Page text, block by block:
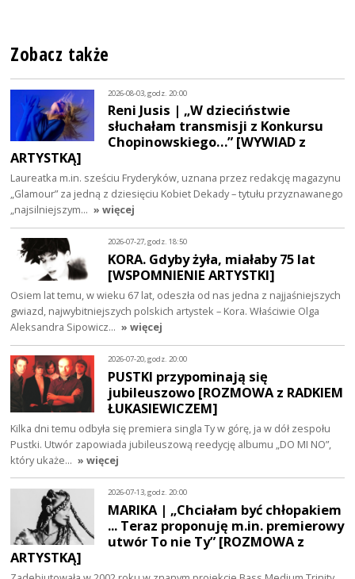
Zobacz także
2026-08-03, godz. 20:00
Reni Jusis | „W dzieciństwie
słuchałam transmisji z Konkursu
Chopinowskiego…” [WYWIAD z
ARTYSTKĄ]
Laureatka m.in. sześciu Fryderyków, uznana przez redakcję magazynu
„Glamour” za jedną z dziesięciu Kobiet Dekady – tytułu przyznawanego
„najsilniejszym… » więcej
2026-07-27, godz. 18:50
KORA. Gdyby żyła, miałaby 75 lat
[WSPOMNIENIE ARTYSTKI]
Osiem lat temu, w wieku 67 lat, odeszła od nas jedna z najjaśniejszych
gwiazd, najwybitniejszych polskich artystek – Kora. Właściwie Olga
Aleksandra Sipowicz… » więcej
2026-07-20, godz. 20:00
PUSTKI przypominają się
jubileuszowo [ROZMOWA z RADKIEM
ŁUKASIEWICZEM]
Kilka dni temu odbyła się premiera singla Ty w górę, ja w dół zespołu
Pustki. Utwór zapowiada jubileuszową reedycję albumu „DO MI NO”,
który ukaże… » więcej
2026-07-13, godz. 20:00
MARIKA | „Chciałam być chłopakiem
... Teraz proponuję m.in. premierowy
utwór To nie Ty” [ROZMOWA z
ARTYSTKĄ]